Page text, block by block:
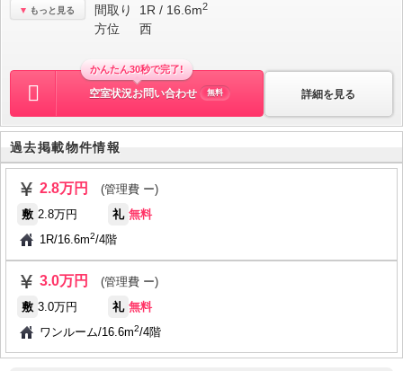
もっと見る
間取り
1R / 16.6m2
方位 西
詳細を見る
かんたん30秒で完了!
空室状況お問い合わせ 無料
過去掲載物件情報
2.8万円
(管理費 ー)
敷 2.8万円 礼 無料
1R/16.6m2/4階
3.0万円
(管理費 ー)
敷 3.0万円 礼 無料
ワンルーム/16.6m2/4階